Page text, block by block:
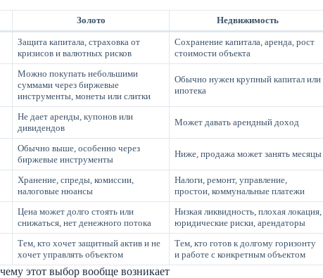
Золото Недвижимость
Защита капитала, страховка от
кризисов и валютных рисков
Сохранение капитала, аренда, рост
стоимости объекта
Можно покупать небольшими
суммами через биржевые
инструменты, монеты или слитки
Обычно нужен крупный капитал или
ипотека
Не дает аренды, купонов или
дивидендов
Может давать арендный доход
Обычно выше, особенно через
биржевые инструменты
Ниже, продажа может занять месяцы
Хранение, спреды, комиссии,
налоговые нюансы
Налоги, ремонт, управление,
простои, коммунальные платежи
Цена может долго стоять или
снижаться, нет денежного потока
Низкая ликвидность, плохая локация,
юридические риски, арендаторы
Тем, кто хочет защитный актив и не
хочет управлять объектом
Тем, кто готов к долгому горизонту
и работе с конкретным объектом
этот выбор вообще возникает